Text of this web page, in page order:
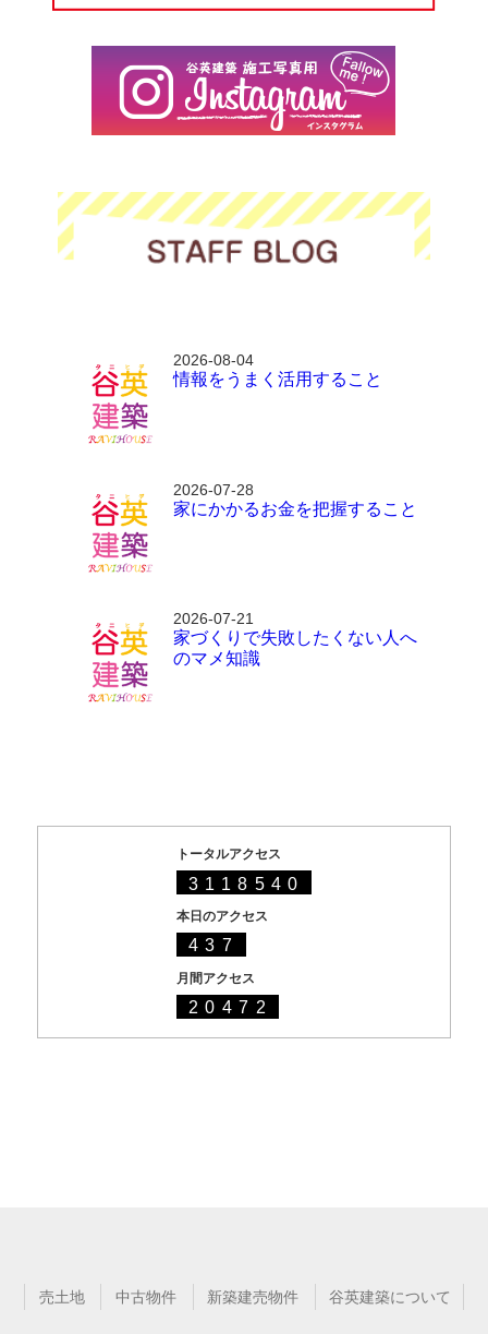
2026-08-04
情報をうまく活用すること
2026-07-28
家にかかるお金を把握すること
2026-07-21
家づくりで失敗したくない人へ
のマメ知識
トータルアクセス
3118540
本日のアクセス
437
月間アクセス
20472
売土地 中古物件 新築建売物件 谷英建築について